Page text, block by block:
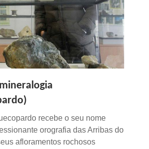
recebe o seu nome
orografia das Arribas do
afloramentos rochosos